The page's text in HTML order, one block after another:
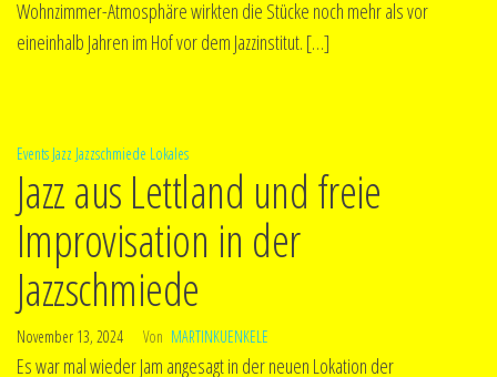
Wohnzimmer-Atmosphäre wirkten die Stücke noch mehr als vor
eineinhalb Jahren im Hof vor dem Jazzinstitut. […]
Events Jazz Jazzschmiede Lokales
Jazz aus Lettland und freie
Improvisation in der
Jazzschmiede
November 13, 2024 Von MARTINKUENKELE
Es war mal wieder Jam angesagt in der neuen Lokation der